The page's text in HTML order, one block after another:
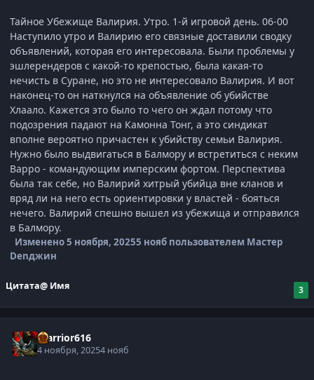
Тайное Убежище Валирия. Утро. 1-й игровой день. 06-00
Наступило утро и Валирию его связные доставили сводку
объявлений, которая его интересовала. Были проблемы у
эшлерендеров с какой-то крепостью, была какая-то
нечисть в Суране, но это не интересовало Валирия. И вот
наконец-то он наткнулся на объявление об убийстве
Хлаало. Кажется это было то чего он ждал потому что
подозрения падают на Камонна Тонг, а это синдикат
вполне вероятно причастен к убийству семьи Валирия.
Нужно было выдвигаться в Балмору и встретиться с неким
Варро - командующим имперским фортом. Перспектива
была так себе, но Валирий хитрый убийца вне кланов и
вряд ли на него есть ориентировки у властей - бояться
нечего. Валирий спешно вышел из убежища и отправился
в Балмору.
Изменено5 ноября, 20255 ноябпользователем Мастер
Denджин
Цитата@ Имя 3
Warrior616
4 ноября, 20254 нояб